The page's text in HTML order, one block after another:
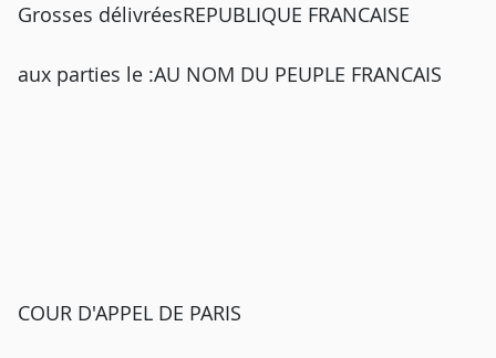
Grosses délivréesREPUBLIQUE FRANCAISE
aux parties le :AU NOM DU PEUPLE FRANCAIS
COUR D'APPEL DE PARIS